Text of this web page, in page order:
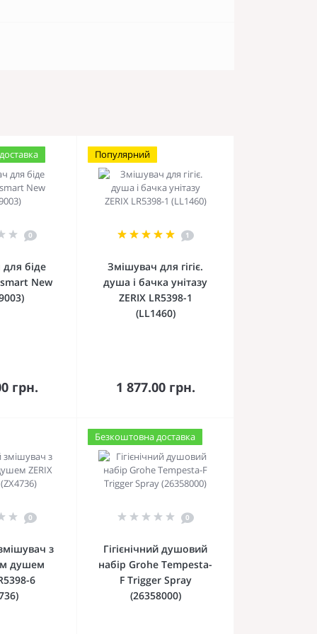
0
біде
New
грн.
Популярний
1
Змішувач для гігіє.
душа і бачка унітазу
ZERIX LR5398-1
(LL1460)
1 877.00 грн.
До кошика
0
з
душем
6
Безкоштовна доставка
0
Гігієнічний душовий
набір Grohe Tempesta-
F Trigger Spray
(26358000)